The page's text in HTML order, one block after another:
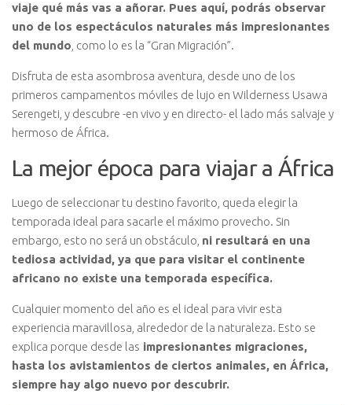
viaje qué más vas a añorar. Pues aquí, podrás observar
uno de los espectáculos naturales más impresionantes
del mundo , como lo es la “Gran Migración”.
Disfruta de esta asombrosa aventura, desde uno de los
primeros campamentos móviles de lujo en Wilderness Usawa
Serengeti, y descubre -en vivo y en directo- el lado más salvaje y
hermoso de África.
La mejor época para viajar a África
Luego de seleccionar tu destino favorito, queda elegir la
temporada ideal para sacarle el máximo provecho. Sin
embargo, esto no será un obstáculo, ni resultará en una
tediosa actividad, ya que para visitar el continente
africano no existe una temporada específica.
Cualquier momento del año es el ideal para vivir esta
experiencia maravillosa, alrededor de la naturaleza. Esto se
explica porque desde las impresionantes migraciones,
hasta los avistamientos de ciertos animales, en África,
siempre hay algo nuevo por descubrir.